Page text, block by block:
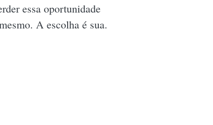
essa oportunidade
A escolha é sua.